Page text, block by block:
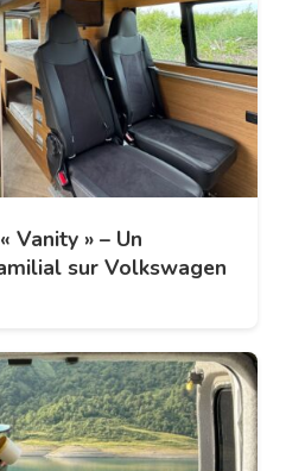
Vanity » – Un
sur Volkswagen